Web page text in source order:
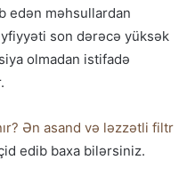
edən məhsullardan
son dərəcə yüksək
olmadan istifadə
Ən asand və ləzzətli filtr
edib baxa bilərsiniz.